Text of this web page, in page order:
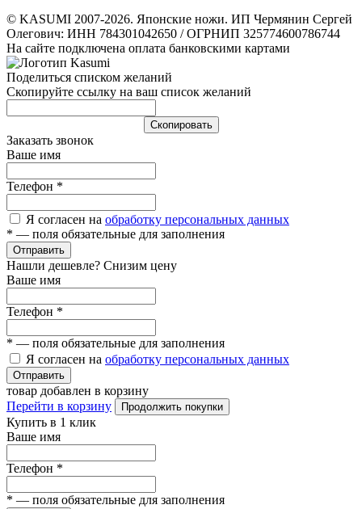
© KASUMI 2007-2026. Японские ножи. ИП Чермянин Сергей
Олегович: ИНН 784301042650 / ОГРНИП 325774600786744
На сайте подключена оплата банковскими картами
Поделиться списком желаний
Скопируйте ссылку на ваш список желаний
Cкопировать
Заказать звонок
Ваше имя
Телефон *
Я согласен на обработку персональных данных
* — поля обязательные для заполнения
Отправить
Нашли дешевле? Снизим цену
Ваше имя
Телефон *
* — поля обязательные для заполнения
Я согласен на обработку персональных данных
Отправить
товар добавлен в корзину
Перейти в корзину
Продолжить покупки
Купить в 1 клик
Ваше имя
Телефон *
* — поля обязательные для заполнения